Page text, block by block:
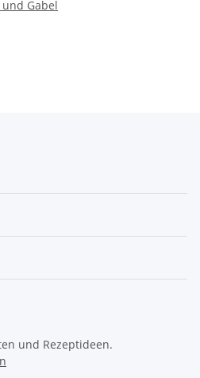
und Gabel
und Rezeptideen.